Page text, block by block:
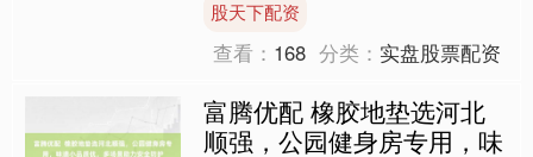
空等多家航司发出通知，公....
股天下配资
查看： 168 分类： 实盘股票配资
富腾优配 橡胶地垫选河北
顺强，公园健身房专用，味